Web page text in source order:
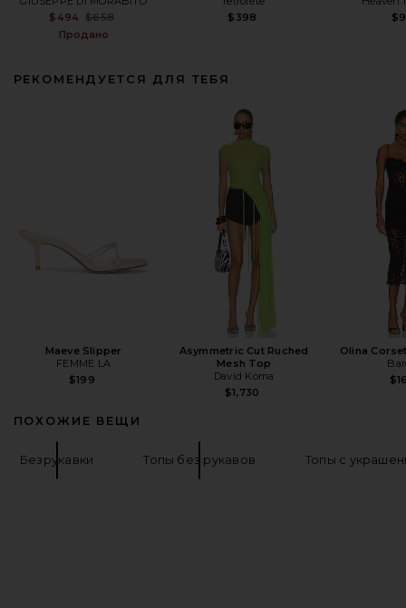
$494
Previous price:
$658
Продано
$398
РЕКОМЕНДУЕТСЯ ДЛЯ ТЕБЯ
Maeve Slipper
FEMME LA
$199
Asymmetric Cut Ruched
Mesh Top
David Koma
$1,730
Olina
ПОХОЖИЕ ВЕЩИ
Безрукавки Топы без рукавов Топы с